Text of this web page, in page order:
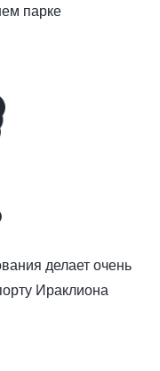
парке
делает очень
Ираклиона